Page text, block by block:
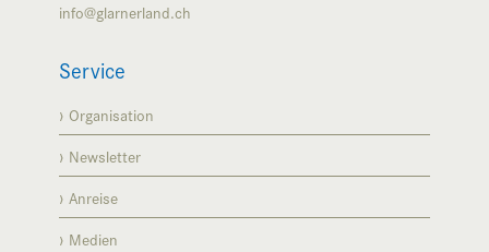
info@glarnerland.ch
Service
Organisation
Newsletter
Anreise
Medien